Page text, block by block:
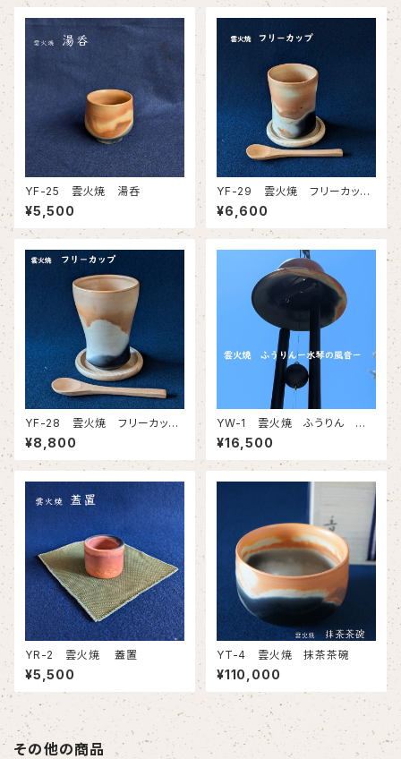
YF-25 雲火焼 湯呑
¥5,500
YF-29 雲火焼 フリーカッ
プ
¥6,600
YF-28 雲火焼 フリーカッ
プ
¥8,800
YW-1 雲火焼 ふうりん －
風の水琴窟－
¥16,500
YR-2 雲火焼 蓋置
¥5,500
YT-4 雲火焼 抹茶茶碗
¥110,000
その他の商品